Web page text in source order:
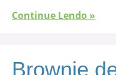
Continue Lendo »
Brownie